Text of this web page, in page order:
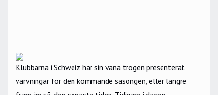
Klubbarna i Schweiz har sin vana trogen presenterat
värvningar för den kommande säsongen, eller längre